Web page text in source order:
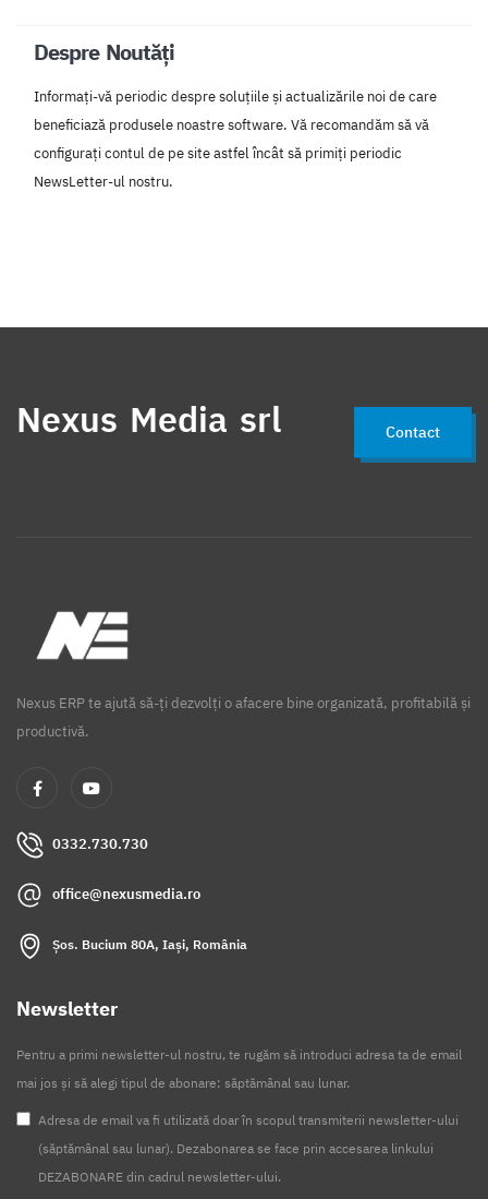
Despre Noutăți
Informați-vă periodic despre soluțiile și actualizările noi de care
beneficiază produsele noastre software. Vă recomandăm să vă
configurați contul de pe site astfel încât să primiți periodic
NewsLetter-ul nostru.
Nexus Media srl Contact
Nexus ERP te ajută să-ți dezvolți o afacere bine organizată, profitabilă și
productivă.
0332.730.730
office@nexusmedia.ro
Șos. Bucium 80A, Iași, România
Newsletter
Pentru a primi newsletter-ul nostru, te rugăm să introduci adresa ta de email
mai jos și să alegi tipul de abonare: săptămânal sau lunar.
Adresa de email va fi utilizată doar în scopul transmiterii newsletter-ului
(săptămânal sau lunar). Dezabonarea se face prin accesarea linkului
DEZABONARE din cadrul newsletter-ului.